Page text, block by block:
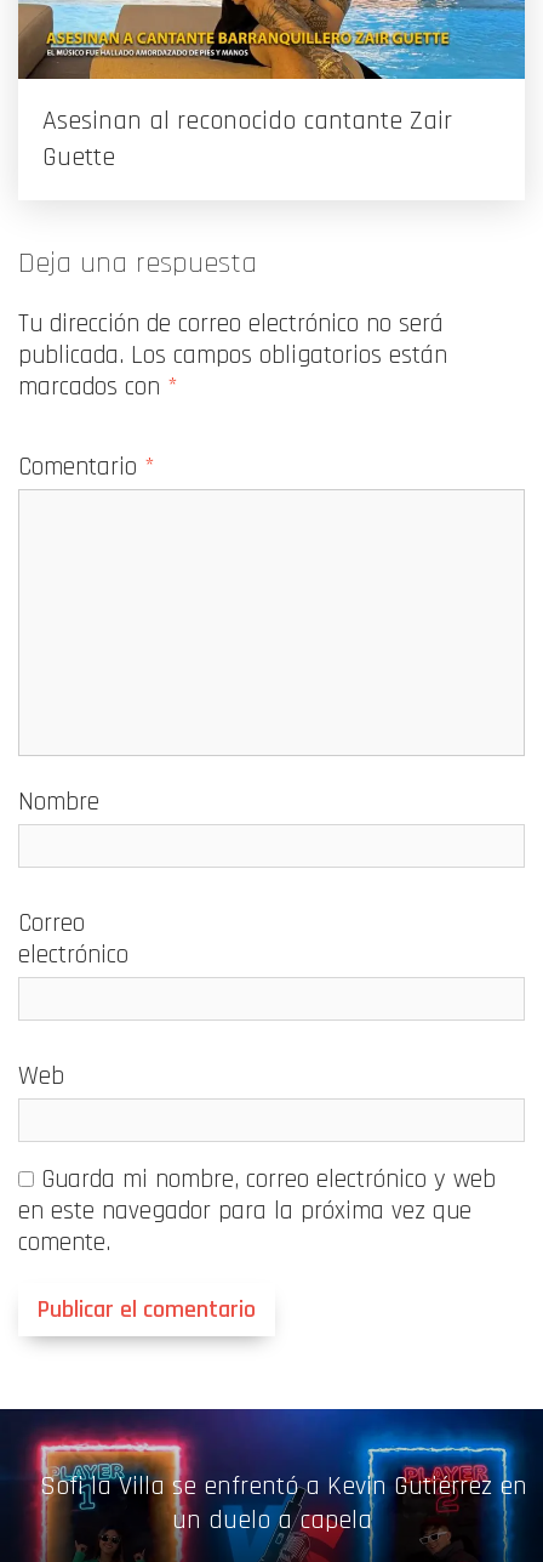
Asesinan al reconocido cantante Zair
Guette
Deja una respuesta
Tu dirección de correo electrónico no será
publicada. Los campos obligatorios están
marcados con *
Comentario *
Nombre
Correo
electrónico
Web
Guarda mi nombre, correo electrónico y web
en este navegador para la próxima vez que
comente.
Sofi la Villa se enfrentó a Kevin Gutiérrez en
un duelo a capela